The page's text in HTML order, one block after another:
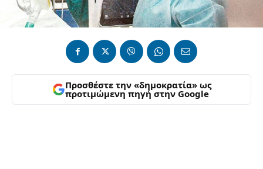
Προσθέστε την «δημοκρατία» ως
προτιμώμενη πηγή στην Google